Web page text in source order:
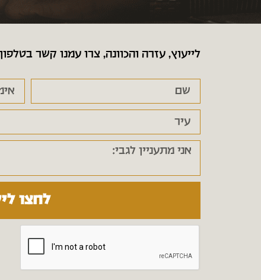
לייעוץ, עזרה והכוונה, צרו עמנו קשר בטלפון
לחצו